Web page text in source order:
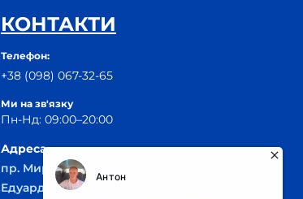
КОНТАКТИ
Телефон:
+38 (098) 067-32-65
Ми на зв'язку
Пн-Нд: 09:00–20:00
Адреса
пр. Мира, 29Б
Едуарда Фукса, 55